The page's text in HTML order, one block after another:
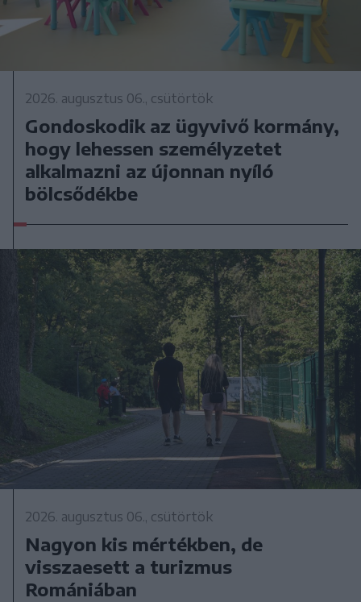
2026. augusztus 06., csütörtök
Gondoskodik az ügyvivő kormány,
hogy lehessen személyzetet
alkalmazni az újonnan nyíló
bölcsődékbe
2026. augusztus 06., csütörtök
Nagyon kis mértékben, de
visszaesett a turizmus
Romániában